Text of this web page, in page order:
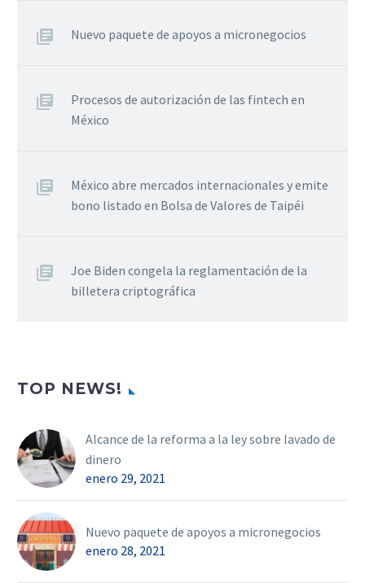
Nuevo paquete de apoyos a micronegocios
Procesos de autorización de las fintech en
México
México abre mercados internacionales y emite
bono listado en Bolsa de Valores de Taipéi
Joe Biden congela la reglamentación de la
billetera criptográfica
TOP NEWS!
Alcance de la reforma a la ley sobre lavado de
dinero
enero 29, 2021
Nuevo paquete de apoyos a micronegocios
enero 28, 2021